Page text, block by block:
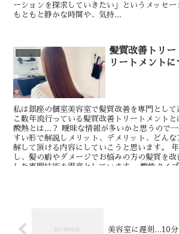
ーションを探求していきたい」というメッセー
もともと静かな時間や、気持...
髪質改善
髪質改善トリー
リートメント
私は銀座の個室美容室で髪質改善を専門として
こ数年流行っている髪質改善トリートメントと
酸熱とは...？ 曖昧な情報が多いかと思うので
すい形で解説しメリット、デメリット、どん
解して頂ける内容にしていこうと思います。
し、髪の癖やダメージでお悩みの方の髪質を
した専門技術を得意としています。 酸性タイ
も安心してご利用いただけます。 銀座個室サ
美容室に遅刻…10分